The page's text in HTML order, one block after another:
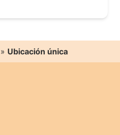
» Ubicación única